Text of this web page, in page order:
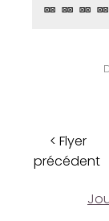
⊠⊠ ⊠⊠ ⊠⊠
< Flyer
précédent